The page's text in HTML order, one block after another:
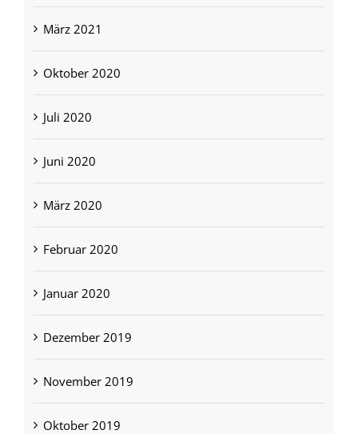
März 2021
Oktober 2020
Juli 2020
Juni 2020
März 2020
Februar 2020
Januar 2020
Dezember 2019
November 2019
Oktober 2019